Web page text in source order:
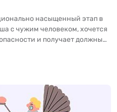
насыщенный этап в
с чужим человеком, хочется
и получает должный
в качествах няни и в
доверительные отношения.
kamery-i-nyanya-skolko-